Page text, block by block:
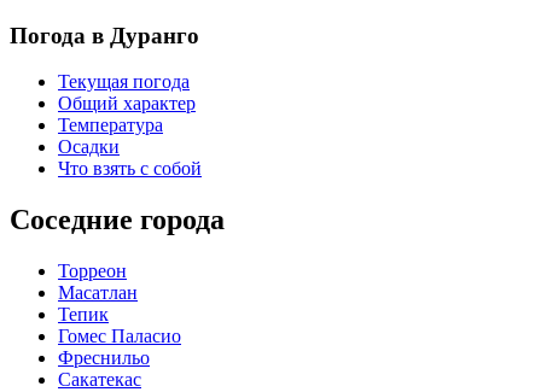
Погода в Дуранго
Текущая погода
Общий характер
Температура
Осадки
Что взять с собой
Соседние города
Торреон
Масатлан
Тепик
Гомес Паласио
Фреснильо
Сакатекас